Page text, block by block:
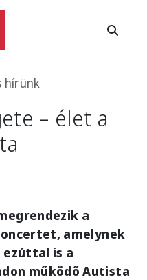
hírünk
– élet a
a
amelynek
is a
működő Autista